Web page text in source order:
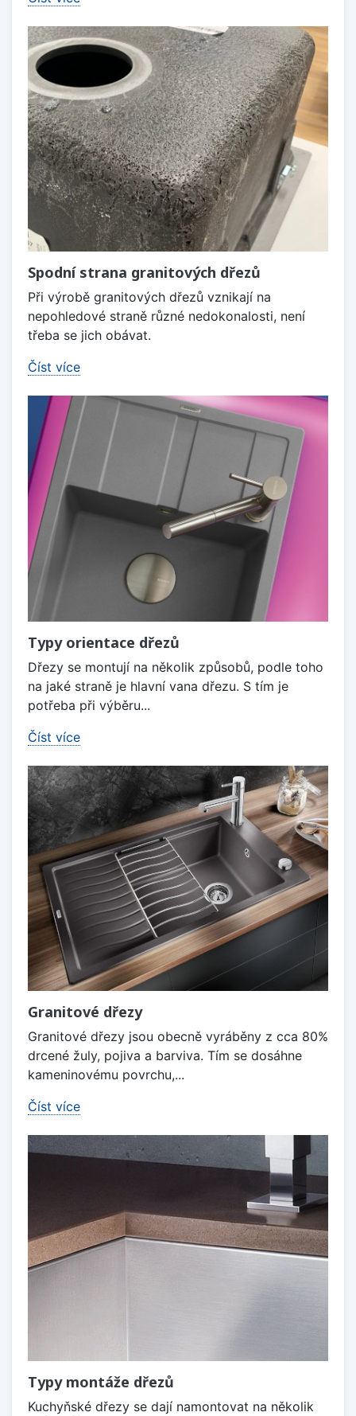
Spodní strana granitových dřezů
Při výrobě granitových dřezů vznikají na
nepohledové straně různé nedokonalosti, není
třeba se jich obávat.
Číst více
Typy orientace dřezů
Dřezy se montují na několik způsobů, podle toho
na jaké straně je hlavní vana dřezu. S tím je
potřeba při výběru...
Číst více
Granitové dřezy
Granitové dřezy jsou obecně vyráběny z cca 80%
drcené žuly, pojiva a barviva. Tím se dosáhne
kameninovému povrchu,...
Číst více
Typy montáže dřezů
Kuchyňské dřezy se dají namontovat na několik